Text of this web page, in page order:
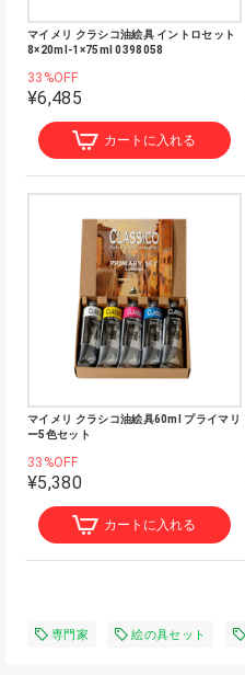
マイメリ クラシコ油絵具 イントロセット
8×20ml-1×75ml 0398058
33%OFF
¥6,485
カートに入れる
マイメリ クラシコ油絵具60ml プライマリ
ー5色セット
33%OFF
¥5,380
カートに入れる
専門家 絵の具セット